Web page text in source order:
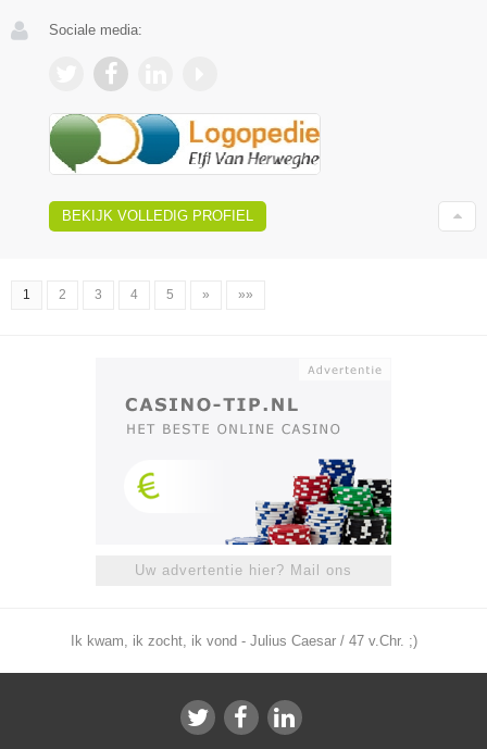
Sociale media:
BEKIJK VOLLEDIG PROFIEL
1 2 3 4 5 » »»
Uw advertentie hier? Mail ons
Ik kwam, ik zocht, ik vond - Julius Caesar / 47 v.Chr. ;)